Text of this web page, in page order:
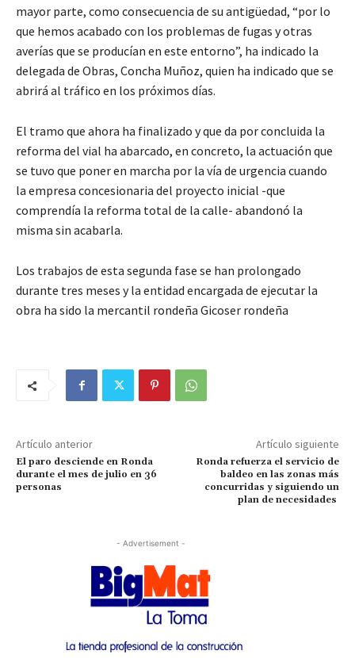
mayor parte, como consecuencia de su antigüedad, “por lo
que hemos acabado con los problemas de fugas y otras
averías que se producían en este entorno”, ha indicado la
delegada de Obras, Concha Muñoz, quien ha indicado que se
abrirá al tráfico en los próximos días.
El tramo que ahora ha finalizado y que da por concluida la
reforma del vial ha abarcado, en concreto, la actuación que
se tuvo que poner en marcha por la vía de urgencia cuando
la empresa concesionaria del proyecto inicial -que
comprendía la reforma total de la calle- abandonó la
misma sin acabarla.
Los trabajos de esta segunda fase se han prolongado
durante tres meses y la entidad encargada de ejecutar la
obra ha sido la mercantil rondeña Gicoser rondeña
Artículo anterior
El paro desciende en Ronda
durante el mes de julio en 36
personas
Artículo siguiente
Ronda refuerza el servicio de
baldeo en las zonas más
concurridas y siguiendo un
plan de necesidades
- Advertisement -